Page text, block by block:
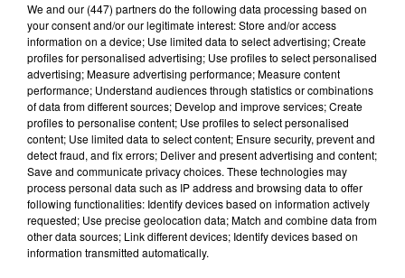
Lecture (4 min 14 sec)
100%
We and our (447) partnersdo the following data processing based on
your consent and/or our legitimate interest: Store and/or access
information on a device; Use limited data to select advertising; Create
profiles for personalised advertising; Use profiles to select personalised
advertising; Measure advertising performance; Measure content
performance; Understand audiences through statistics or combinations
of data from different sources; Develop and improve services; Create
profiles to personalise content; Use profiles to select personalised
content; Use limited data to select content; Ensure security, prevent and
detect fraud, and fix errors; Deliver and present advertising and content;
Save and communicate privacy choices. These technologies may
process personal data such as IP address and browsing data to offer
following functionalities: Identify devices based on information actively
requested; Use precise geolocation data; Match and combine data from
other data sources; Link different devices; Identify devices based on
information transmitted automatically.